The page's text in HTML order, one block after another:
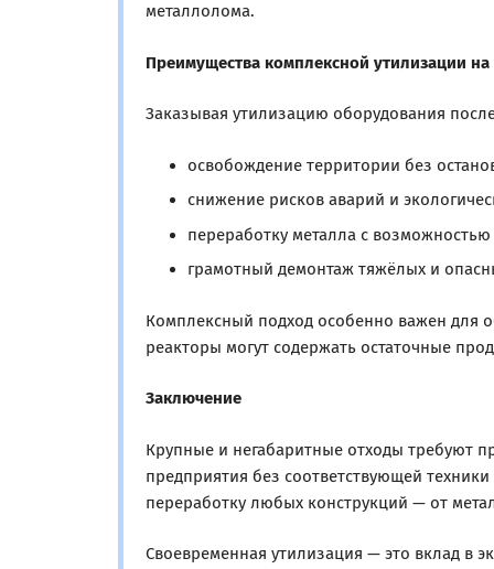
металлолома.
Преимущества комплексной утилизации
Заказывая утилизацию оборудования
освобождение территории без
снижение рисков аварий и
переработку металла с
грамотный демонтаж тяжёлых и
Комплексный подход особенно важен для
реакторы могут содержать остаточные
Заключение
Крупные и негабаритные отходы требуют
предприятия без соответствующей
переработку любых конструкций — от
Своевременная утилизация — это вклад в